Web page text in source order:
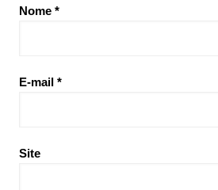
Nome *
E-mail *
Site